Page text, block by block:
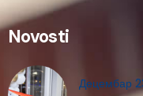
Novosti
Децембар